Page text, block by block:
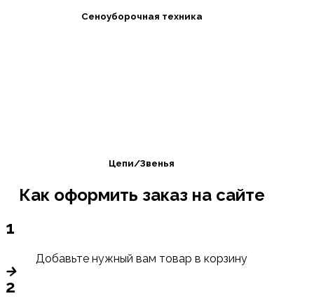
Сеноуборочная техника
Цепи/Звенья
Как оформить заказ на сайте
1
Добавьте нужный вам товар в корзину
2